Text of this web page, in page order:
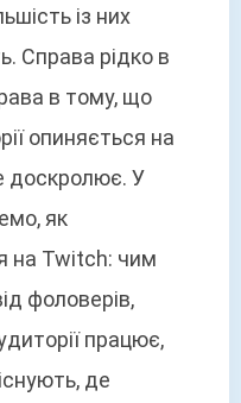
із них
Справа рідко в
в тому, що
опиняється на
доскролює. У
як
на Twitch: чим
фоловерів,
працює,
де